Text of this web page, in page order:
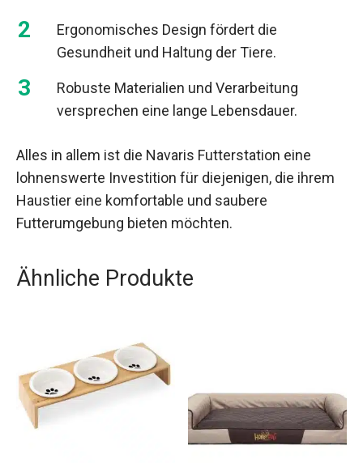
Ergonomisches Design fördert die
Gesundheit und Haltung der Tiere.
Robuste Materialien und Verarbeitung
versprechen eine lange Lebensdauer.
Alles in allem ist die Navaris Futterstation eine
lohnenswerte Investition für diejenigen, die ihrem
Haustier eine komfortable und saubere
Futterumgebung bieten möchten.
Ähnliche Produkte